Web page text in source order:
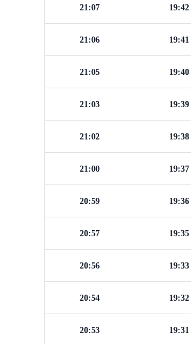
19:42
21:07
19:41
21:06
19:40
21:05
19:39
21:03
19:38
21:02
19:37
21:00
19:36
20:59
19:35
20:57
19:33
20:56
19:32
20:54
19:31
20:53